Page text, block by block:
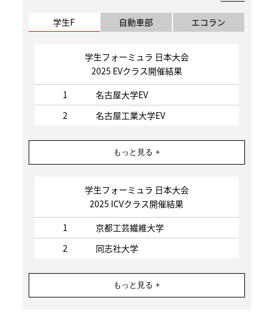
学生F 自動車部 エコラン
学生フォーミュラ 日本大会
2025 EVクラス開催結果
1
名古屋大学EV
2
名古屋工業大学EV
もっと見る +
学生フォーミュラ 日本大会
2025 ICVクラス開催結果
1
京都工芸繊維大学
2
同志社大学
もっと見る +